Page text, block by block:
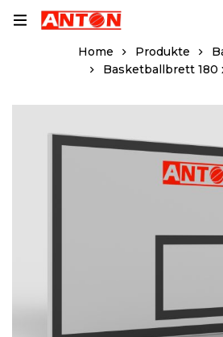
Home Produkte
Basketballbrett 180